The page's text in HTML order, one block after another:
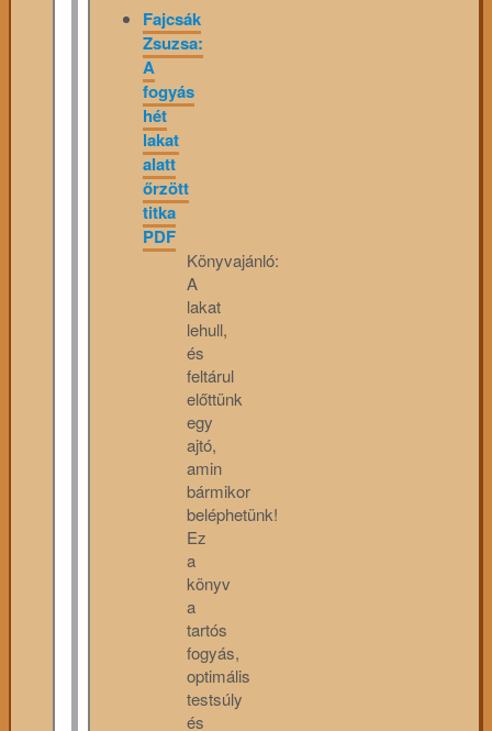
Fajcsák
Zsuzsa:
A
fogyás
hét
lakat
alatt
őrzött
titka
PDF
Könyvajánló:
A
lakat
lehull,
és
feltárul
előttünk
egy
ajtó,
amin
bármikor
beléphetünk!
Ez
a
könyv
a
tartós
fogyás,
optimális
testsúly
és